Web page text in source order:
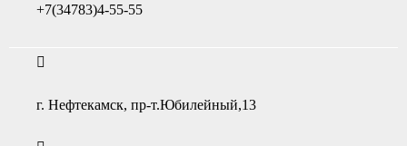
+7(34783)4-55-55
г. Нефтекамск, пр-т.Юбилейный,13